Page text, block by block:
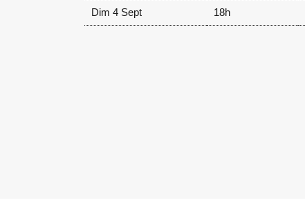
Dim 4 Sept 18h